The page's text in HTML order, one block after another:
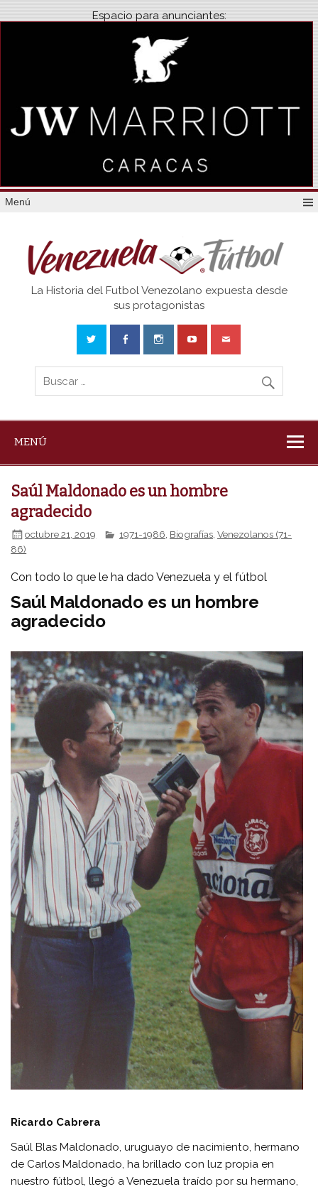
Espacio para anunciantes:
Menú
Venezuela
La Historia del Futbol Venezolano expuesta desde
sus protagonistas
MENÚ
Saúl Maldonado es un hombre
agradecido
octubre 21, 2019 1971-1986 Biografías ,Venezolanos (71-
86)
Con todo lo que le ha dado Venezuela y el fútbol
Saúl Maldonado es un hombre
agradecido
Ricardo Cabrera
Saúl Blas Maldonado, uruguayo de nacimiento, hermano
de Carlos Maldonado, ha brillado con luz propia en
nuestro fútbol, llegó a Venezuela traído por su hermano,